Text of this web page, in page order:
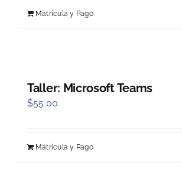
Matrícula y Pago
Taller: Microsoft Teams
$55.00
Matrícula y Pago